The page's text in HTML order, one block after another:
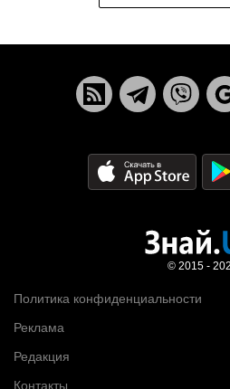
Политика конфиденциальности
Реклама
Редакция
Контакты
© 2015 -